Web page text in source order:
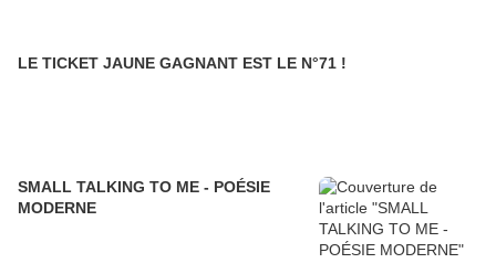
LE TICKET JAUNE GAGNANT EST LE N°71 !
SMALL TALKING TO ME - POÉSIE
MODERNE